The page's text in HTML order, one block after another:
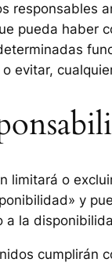
responsables
pueda haber
evitar,
limitará o
y
a la
cumplirán